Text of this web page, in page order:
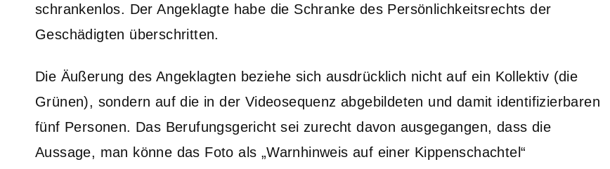
schrankenlos. Der Angeklagte habe die Schranke des Persönlichkeitsrechts der
Geschädigten überschritten.
Die Äußerung des Angeklagten beziehe sich ausdrücklich nicht auf ein Kollektiv (die
Grünen), sondern auf die in der Videosequenz abgebildeten und damit identifizierbaren
fünf Personen. Das Berufungsgericht sei zurecht davon ausgegangen, dass die
Aussage, man könne das Foto als „Warnhinweis auf einer Kippenschachtel“